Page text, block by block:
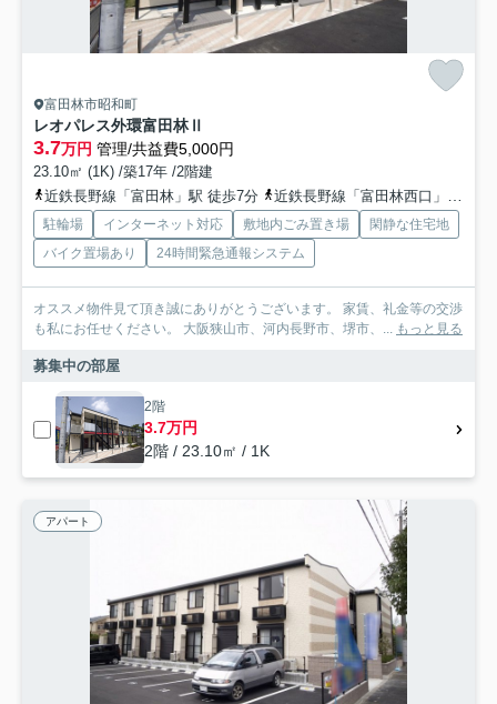
富田林市昭和町
レオパレス外環富田林Ⅱ
3.7万円 管理/共益費5,000円
23.10㎡ (1K) /築17年 /2階建
近鉄長野線「富田林」駅 徒歩7分
近鉄長野線「富田林西口」駅 徒歩12分
駐輪場 インターネット対応 敷地内ごみ置き場
閑静な住宅地
バイク置場あり
24時間緊急通報システム
オススメ物件見て頂き誠にありがとうございます。 家賃、礼金等の交渉
も私にお任せください。 大阪狭山市、河内長野市、堺市、... もっと見る
募集中の部屋
2階
3.7万円
2階 / 23.10㎡ / 1K
アパート